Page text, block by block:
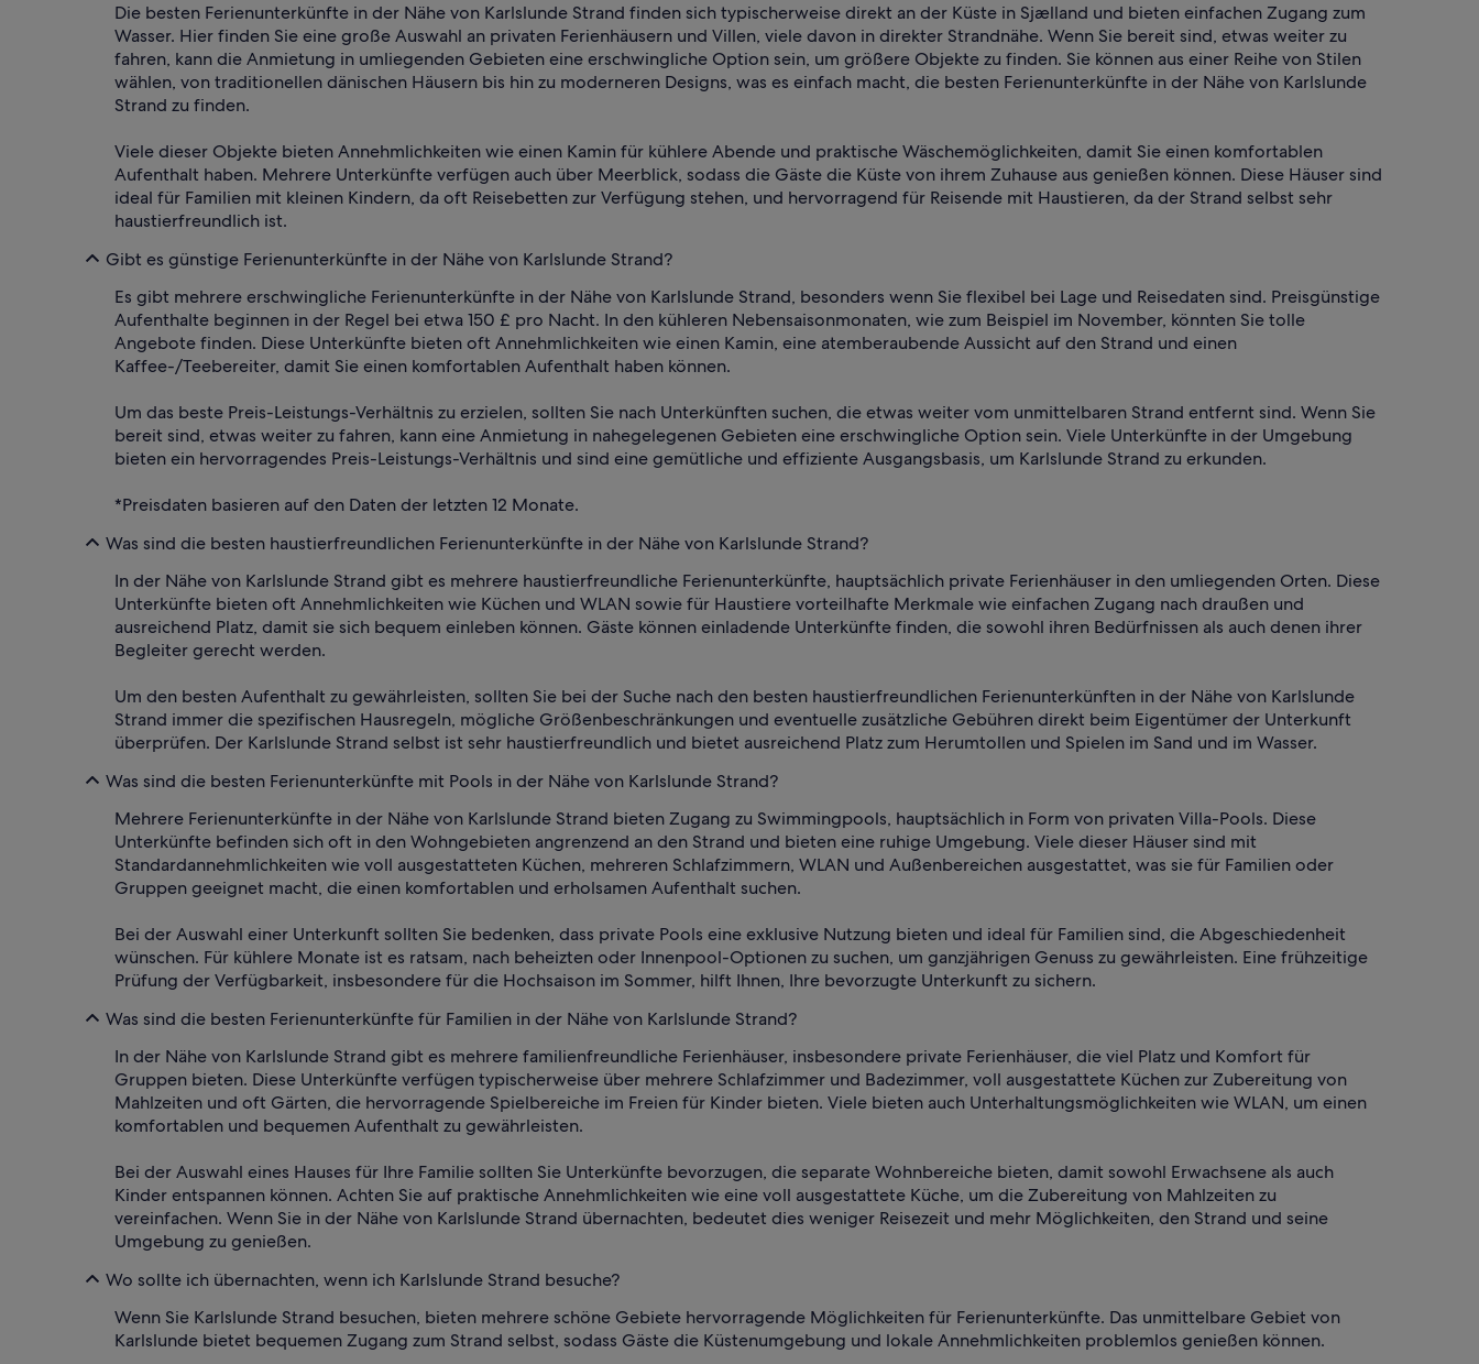
Die besten Ferienunterkünfte in der Nähe von Karlslunde Strand finden sich typischerweise direkt an der Küste in Sjælland und bieten einfachen Zugang zum
Wasser. Hier finden Sie eine große Auswahl an privaten Ferienhäusern und Villen, viele davon in direkter Strandnähe. Wenn Sie bereit sind, etwas weiter zu
fahren, kann die Anmietung in umliegenden Gebieten eine erschwingliche Option sein, um größere Objekte zu finden. Sie können aus einer Reihe von Stilen
wählen, von traditionellen dänischen Häusern bis hin zu moderneren Designs, was es einfach macht, die besten Ferienunterkünfte in der Nähe von Karlslunde
Strand zu finden.
Viele dieser Objekte bieten Annehmlichkeiten wie einen Kamin für kühlere Abende und praktische Wäschemöglichkeiten, damit Sie einen komfortablen
Aufenthalt haben. Mehrere Unterkünfte verfügen auch über Meerblick, sodass die Gäste die Küste von ihrem Zuhause aus genießen können. Diese Häuser sind
ideal für Familien mit kleinen Kindern, da oft Reisebetten zur Verfügung stehen, und hervorragend für Reisende mit Haustieren, da der Strand selbst sehr
haustierfreundlich ist.
Gibt es günstige Ferienunterkünfte in der Nähe von Karlslunde Strand?
Es gibt mehrere erschwingliche Ferienunterkünfte in der Nähe von Karlslunde Strand, besonders wenn Sie flexibel bei Lage und Reisedaten sind. Preisgünstige
Aufenthalte beginnen in der Regel bei etwa 150 £ pro Nacht. In den kühleren Nebensaisonmonaten, wie zum Beispiel im November, könnten Sie tolle
Angebote finden. Diese Unterkünfte bieten oft Annehmlichkeiten wie einen Kamin, eine atemberaubende Aussicht auf den Strand und einen
Kaffee-/Teebereiter, damit Sie einen komfortablen Aufenthalt haben können.
Um das beste Preis-Leistungs-Verhältnis zu erzielen, sollten Sie nach Unterkünften suchen, die etwas weiter vom unmittelbaren Strand entfernt sind. Wenn Sie
bereit sind, etwas weiter zu fahren, kann eine Anmietung in nahegelegenen Gebieten eine erschwingliche Option sein. Viele Unterkünfte in der Umgebung
bieten ein hervorragendes Preis-Leistungs-Verhältnis und sind eine gemütliche und effiziente Ausgangsbasis, um Karlslunde Strand zu erkunden.
*Preisdaten basieren auf den Daten der letzten 12 Monate.
Was sind die besten haustierfreundlichen Ferienunterkünfte in der Nähe von Karlslunde Strand?
In der Nähe von Karlslunde Strand gibt es mehrere haustierfreundliche Ferienunterkünfte, hauptsächlich private Ferienhäuser in den umliegenden Orten. Diese
Unterkünfte bieten oft Annehmlichkeiten wie Küchen und WLAN sowie für Haustiere vorteilhafte Merkmale wie einfachen Zugang nach draußen und
ausreichend Platz, damit sie sich bequem einleben können. Gäste können einladende Unterkünfte finden, die sowohl ihren Bedürfnissen als auch denen ihrer
Begleiter gerecht werden.
Um den besten Aufenthalt zu gewährleisten, sollten Sie bei der Suche nach den besten haustierfreundlichen Ferienunterkünften in der Nähe von Karlslunde
Strand immer die spezifischen Hausregeln, mögliche Größenbeschränkungen und eventuelle zusätzliche Gebühren direkt beim Eigentümer der Unterkunft
überprüfen. Der Karlslunde Strand selbst ist sehr haustierfreundlich und bietet ausreichend Platz zum Herumtollen und Spielen im Sand und im Wasser.
Was sind die besten Ferienunterkünfte mit Pools in der Nähe von Karlslunde Strand?
Mehrere Ferienunterkünfte in der Nähe von Karlslunde Strand bieten Zugang zu Swimmingpools, hauptsächlich in Form von privaten Villa-Pools. Diese
Unterkünfte befinden sich oft in den Wohngebieten angrenzend an den Strand und bieten eine ruhige Umgebung. Viele dieser Häuser sind mit
Standardannehmlichkeiten wie voll ausgestatteten Küchen, mehreren Schlafzimmern, WLAN und Außenbereichen ausgestattet, was sie für Familien oder
Gruppen geeignet macht, die einen komfortablen und erholsamen Aufenthalt suchen.
Bei der Auswahl einer Unterkunft sollten Sie bedenken, dass private Pools eine exklusive Nutzung bieten und ideal für Familien sind, die Abgeschiedenheit
wünschen. Für kühlere Monate ist es ratsam, nach beheizten oder Innenpool-Optionen zu suchen, um ganzjährigen Genuss zu gewährleisten. Eine frühzeitige
Prüfung der Verfügbarkeit, insbesondere für die Hochsaison im Sommer, hilft Ihnen, Ihre bevorzugte Unterkunft zu sichern.
Was sind die besten Ferienunterkünfte für Familien in der Nähe von Karlslunde Strand?
In der Nähe von Karlslunde Strand gibt es mehrere familienfreundliche Ferienhäuser, insbesondere private Ferienhäuser, die viel Platz und Komfort für
Gruppen bieten. Diese Unterkünfte verfügen typischerweise über mehrere Schlafzimmer und Badezimmer, voll ausgestattete Küchen zur Zubereitung von
Mahlzeiten und oft Gärten, die hervorragende Spielbereiche im Freien für Kinder bieten. Viele bieten auch Unterhaltungsmöglichkeiten wie WLAN, um einen
komfortablen und bequemen Aufenthalt zu gewährleisten.
Bei der Auswahl eines Hauses für Ihre Familie sollten Sie Unterkünfte bevorzugen, die separate Wohnbereiche bieten, damit sowohl Erwachsene als auch
Kinder entspannen können. Achten Sie auf praktische Annehmlichkeiten wie eine voll ausgestattete Küche, um die Zubereitung von Mahlzeiten zu
vereinfachen. Wenn Sie in der Nähe von Karlslunde Strand übernachten, bedeutet dies weniger Reisezeit und mehr Möglichkeiten, den Strand und seine
Umgebung zu genießen.
Wo sollte ich übernachten, wenn ich Karlslunde Strand besuche?
Wenn Sie Karlslunde Strand besuchen, bieten mehrere schöne Gebiete hervorragende Möglichkeiten für Ferienunterkünfte. Das unmittelbare Gebiet von
Karlslunde bietet bequemen Zugang zum Strand selbst, sodass Gäste die Küstenumgebung und lokale Annehmlichkeiten problemlos genießen können.